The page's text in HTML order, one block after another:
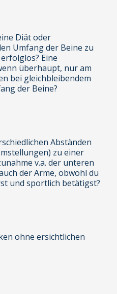
Diät oder
Umfang der Beine zu
Eine
überhaupt, nur am
bei gleichbleibendem
der Beine?
Abständen
zu einer
v.a. der unteren
der Arme, obwohl du
und sportlich betätigst?
ohne ersichtlichen